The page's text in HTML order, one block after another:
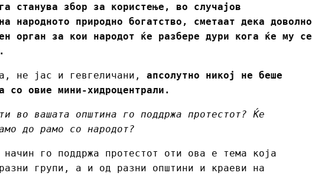
станува збор за користење, во случајов
народното природно богатство, сметаат дека доволно
орган за кои народот ќе разбере дури кога ќе му се
не јас и гевгеличани, апсолутно никој не беше
со овие мини-хидроцентрали.
во вашата општина го поддржа протестот? Ќе
до рамо со народот?
го поддржа протестот оти ова е тема која
групи, а и од разни општини и краеви на